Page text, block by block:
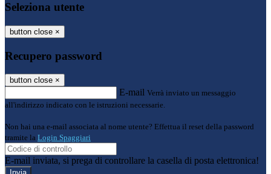
Seleziona utente
button close ×
Recupero password
button close ×
E-mail Verrà inviato un messaggio
all'indirizzo indicato con le istruzioni necessarie.
Non hai una e-mail associata al nome utente? Effettua il reset della password
tramite la Login Spaggiari
E-mail inviata, si prega di controllare la casella di posta elettronica!